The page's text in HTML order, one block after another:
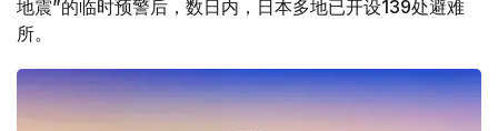
地震”的临时预警后，数日内，日本多地已开设139处避难
所。